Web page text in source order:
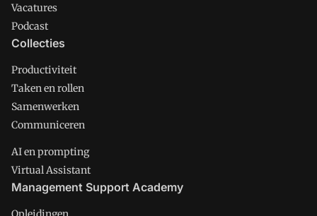
Vacatures
Podcast
Collecties
Productiviteit
Taken en rollen
Samenwerken
Communiceren
AI en prompting
Virtual Assistant
Management Support Academy